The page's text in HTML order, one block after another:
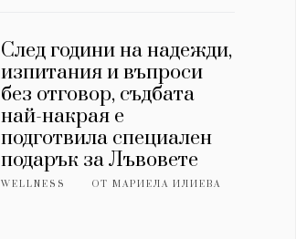
След години на надежди,
изпитания и въпроси
без отговор, съдбата
най-накрая е
подготвила специален
подарък за Лъвовете
WELLNESS ОТМАРИЕЛА ИЛИЕВА